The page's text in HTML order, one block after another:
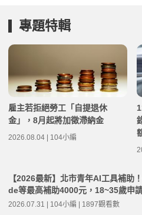
專題特輯
雇主若拒絕勞工「自提退休
金」，8月起將加徵滯納金
2026.08.04 | 104小編
【2026最新】北市青年AI工具補助
de等最高補助4000元，18~35歲申
2026.07.31 | 104小編 | 1897觀看數